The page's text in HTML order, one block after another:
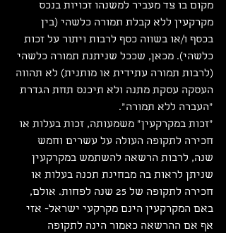
מקום בו צד מעביר למשנהו זכויות בנכס
מקרקעין ללא קבלת תמורה כלשהי (בין
בכסף ו/או בשווה כסף לרבות ויתור על זכות
כלשהי). מכאן, שככל שניתנת תמורה כלשהי
(לרבות תמורה עתידית או מותנית) לא תהווה
העסקה עסקת מתנה ולא תיכנס תחת הגדרת
"העברה ללא תמורה".
"זכות במקרקעין" משמעותה, זכות בעלות או
חכירה לתקופה העולה על עשרים וחמש
שנה, לרבות הרשאה להשתמש במקרקעין
שניתן לראות בה מבחינת תכנה בעלות או
חכירה לתקופה של 25 שנה לפחות. אולם,
באם המקרקעין הינם מקרקעי ישראל- אזי
אף אם ההרשאה כאמור הינה לתקופה